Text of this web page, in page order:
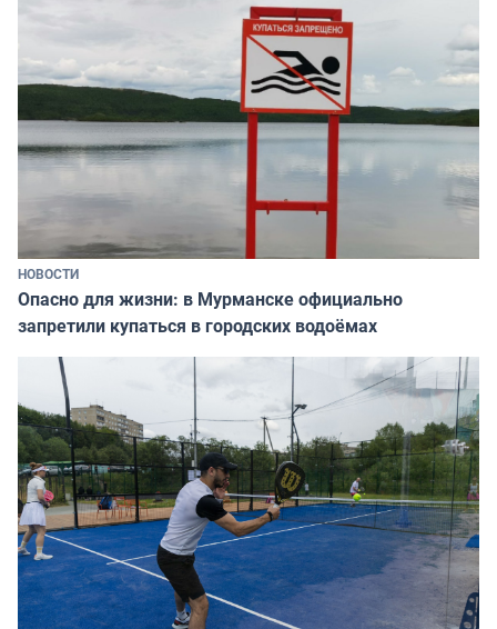
НОВОСТИ
Опасно для жизни: в Мурманске официально
запретили купаться в городских водоёмах